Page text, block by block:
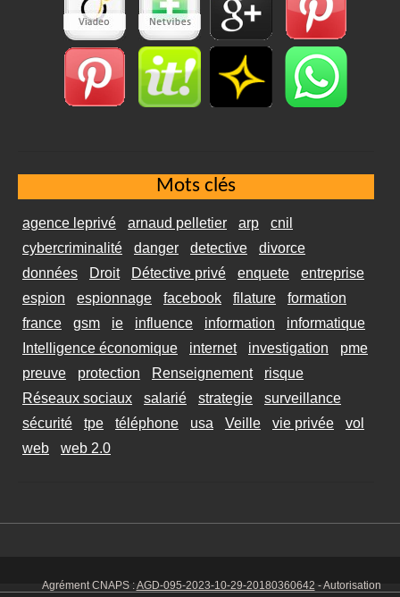
Mots clés
agence leprivé arnaud pelletier arp
cnil
cybercriminalité
danger detective
divorce
données
Droit Détective privé enquete
entreprise
espion
espionnage facebook filature
formation
france
gsm ie influence information
informatique
Intelligence économique
internet investigation
pme
preuve
protection Renseignement
risque
Réseaux sociaux
salarié strategie
surveillance
sécurité
tpe téléphone usa Veille vie privée
vol
web
web 2.0
Agrément CNAPS :AGD-095-2023-10-29-20180360642 - Autorisation